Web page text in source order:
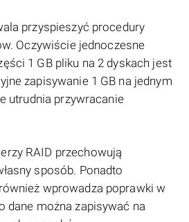
przyspieszyć procedury
Oczywiście jednoczesne
1 GB pliku na 2 dyskach jest
zapisywanie 1 GB na jednym
utrudnia przywracanie
RAID przechowują
sposób. Ponadto
również wprowadza poprawki w
dane można zapisywać na